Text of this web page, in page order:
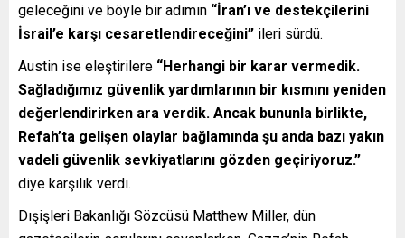
geleceğini ve böyle bir adımın “İran’ı ve destekçilerini
İsrail’e karşı cesaretlendireceğini” ileri sürdü.
Austin ise eleştirilere “Herhangi bir karar vermedik.
Sağladığımız güvenlik yardımlarının bir kısmını yeniden
değerlendirirken ara verdik. Ancak bununla birlikte,
Refah’ta gelişen olaylar bağlamında şu anda bazı yakın
vadeli güvenlik sevkiyatlarını gözden geçiriyoruz.”
diye karşılık verdi.
Dışişleri Bakanlığı Sözcüsü Matthew Miller, dün